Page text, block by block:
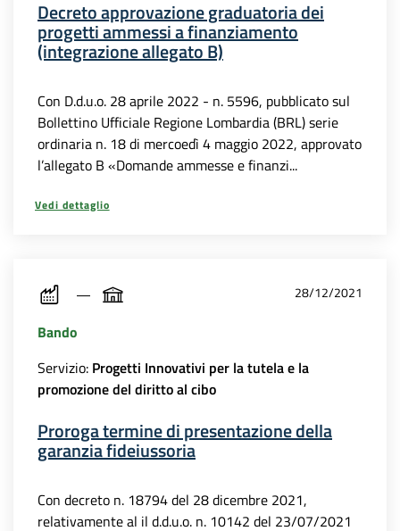
Decreto approvazione graduatoria dei
progetti ammessi a finanziamento
(integrazione allegato B)
Con D.d.u.o. 28 aprile 2022 - n. 5596, pubblicato sul
Bollettino Ufficiale Regione Lombardia (BRL) serie
ordinaria n. 18 di mercoedì 4 maggio 2022, approvato
l’allegato B «Domande ammesse e finanzi...
Vedi dettaglio
28/12/2021
Bando
Servizio: Progetti Innovativi per la tutela e la
promozione del diritto al cibo
Proroga termine di presentazione della
garanzia fideiussoria
Con decreto n. 18794 del 28 dicembre 2021,
relativamente al il d.d.u.o. n. 10142 del 23/07/2021